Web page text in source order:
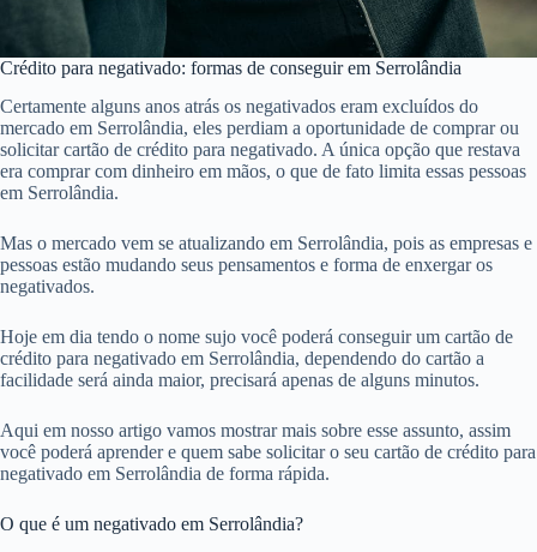
Crédito para negativado: formas de conseguir em Serrolândia
Certamente alguns anos atrás os negativados eram excluídos do
mercado em Serrolândia, eles perdiam a oportunidade de comprar ou
solicitar cartão de crédito para negativado. A única opção que restava
era comprar com dinheiro em mãos, o que de fato limita essas pessoas
em Serrolândia.
Mas o mercado vem se atualizando em Serrolândia, pois as empresas e
pessoas estão mudando seus pensamentos e forma de enxergar os
negativados.
Hoje em dia tendo o nome sujo você poderá conseguir um cartão de
crédito para negativado em Serrolândia, dependendo do cartão a
facilidade será ainda maior, precisará apenas de alguns minutos.
Aqui em nosso artigo vamos mostrar mais sobre esse assunto, assim
você poderá aprender e quem sabe solicitar o seu cartão de crédito para
negativado em Serrolândia de forma rápida.
O que é um negativado em Serrolândia?